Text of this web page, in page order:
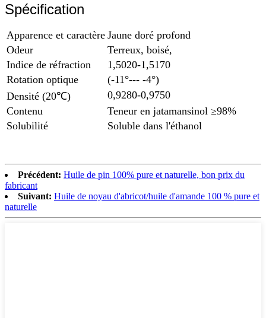
Spécification
Apparence et caractère Jaune doré profond
Odeur
Terreux, boisé,
Indice de réfraction
1,5020-1,5170
Rotation optique
(-11°--- -4°)
Densité (20℃)
0,9280-0,9750
Contenu
Teneur en jatamansinol ≥98%
Solubilité
Soluble dans l'éthanol
Précédent: Huile de pin 100% pure et naturelle, bon prix du
fabricant
Suivant: Huile de noyau d'abricot/huile d'amande 100 % pure et
naturelle